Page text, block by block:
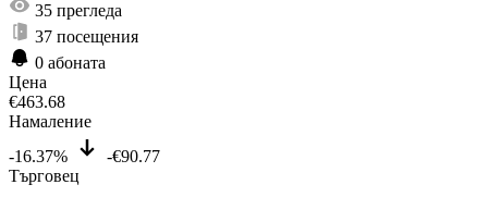
35 прегледа
37 посещения
0 абоната
Цена
€463.68
Намаление
-16.37%
-€90.77
Търговец